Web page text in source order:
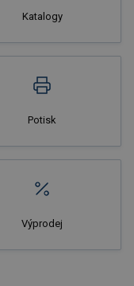
Katalogy
Potisk
Výprodej